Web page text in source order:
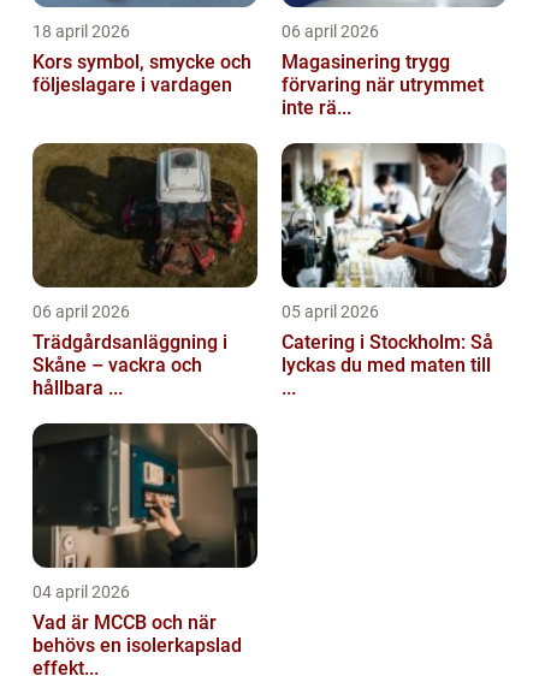
18 april 2026
Kors symbol, smycke och
följeslagare i vardagen
06 april 2026
Magasinering trygg
förvaring när utrymmet
inte rä...
06 april 2026
Trädgårdsanläggning i
Skåne – vackra och
hållbara ...
05 april 2026
Catering i Stockholm: Så
lyckas du med maten till
...
04 april 2026
Vad är MCCB och när
behövs en isolerkapslad
effekt...